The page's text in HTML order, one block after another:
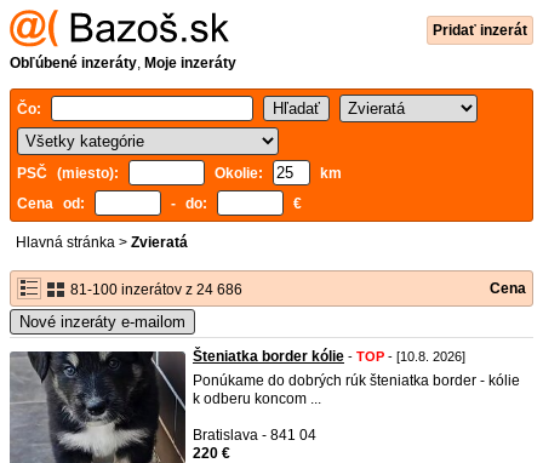
Pridať inzerát
Obľúbené inzeráty, Moje inzeráty
Čo:
PSČ (miesto): Okolie:
km
Cena od:
- do: €
Hlavná stránka > Zvieratá
81-100 inzerátov z 24 686 Cena
Nové inzeráty e-mailom
Šteniatka border kólie - TOP - [10.8. 2026]
Ponúkame do dobrých rúk šteniatka border - kólie
k odberu koncom ...
Bratislava - 841 04
220 €